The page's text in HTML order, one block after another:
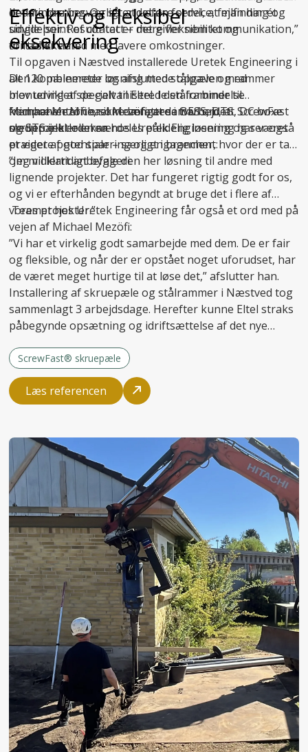
det mindre besværligt at udføre service, fejlfinding og
udvidelser. Resultatet er mere fleksibilitet og
driftssikkerhed med lavere omkostninger.
Den kombinerede løsning med stålpæle og rammer
blev udviklet specielt til Eltel. I den forbindelse
fremhæver Michael Mezöfi, at samarbejdet
medprojektlederen hos Uretek Engineering har været
præget af god sparring og engagement:
bedste løsning. Og så er det en fordel, at man har ét
single point of contact – det giver nem kommunikation,”
fortæller han.
Effektiv og fleksibel
eksekvering
Til opgaven i Næstved installerede Uretek Engineering i
alt 120 pælemeter og afsluttede opgaven med
montering af de galvaniserede stålrammer til
komponenterne, som omfattede BESS, DTS, DC boxe
og STS inkl. oliekar.
Michael Mezöfi er ikke længere i tvivl om, at ScrewFast
skruepæle er en særdeles pålidelig løsning og ser også
et videre potentiale – særligt i brancher, hvor der er tale
om midlertidigt byggeri:
”Jeg vil klart anbefale den her løsning til andre med
lignende projekter. Det har fungeret rigtig godt for os,
og vi er efterhånden begyndt at bruge det i flere af
vores projekter.”
Teamet hos Uretek Engineering får også et ord med på
vejen af Michael Mezöfi:
”Vi har et virkelig godt samarbejde med dem. De er fair
og fleksible, og når der er opstået noget uforudset, har
de været meget hurtige til at løse det,” afslutter han.
Installering af skruepæle og stålrammer i Næstved tog
sammenlagt 3 arbejdsdage. Herefter kunne Eltel straks
påbegynde opsætning og idriftsættelse af det nye
ScrewFast® skruepæle
Læs referencen